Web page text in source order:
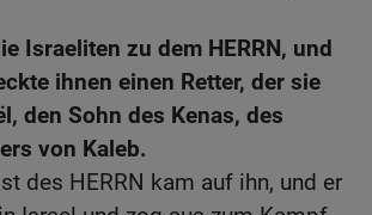
Israeliten zu dem HERRN, und
ihnen einen Retter, der sie
den Sohn des Kenas, des
von Kaleb.
des HERRN kam auf ihn, und er